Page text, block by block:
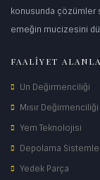
konusunda çözümler
emeğin mucizesini
FAALİYET
Un Değirmenciliği
Mısır Değirmenciliği
Yem Teknolojisi
Depolama
Yedek Parça